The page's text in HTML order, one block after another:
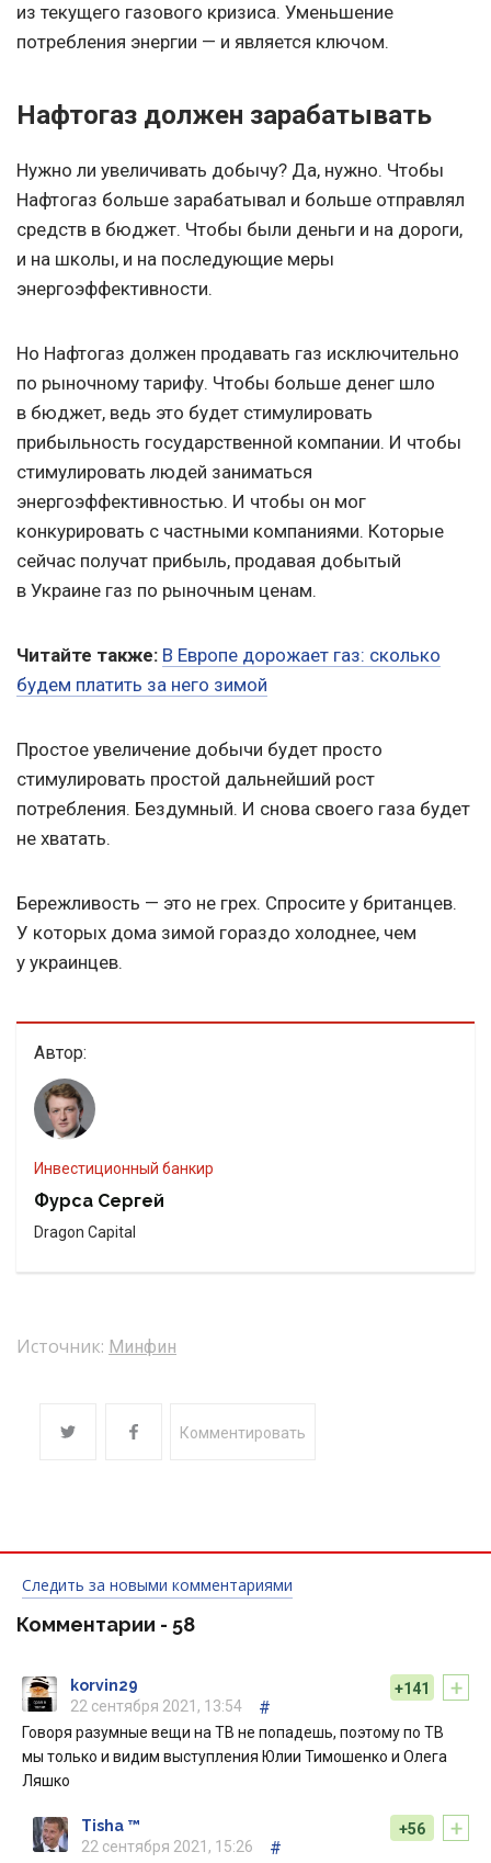
из текущего газового кризиса. Уменьшение
потребления энергии — и является ключом.
Нафтогаз должен зарабатывать
Нужно ли увеличивать добычу? Да, нужно. Чтобы
Нафтогаз больше зарабатывал и больше отправлял
средств в бюджет. Чтобы были деньги и на дороги,
и на школы, и на последующие меры
энергоэффективности.
Но Нафтогаз должен продавать газ исключительно
по рыночному тарифу. Чтобы больше денег шло
в бюджет, ведь это будет стимулировать
прибыльность государственной компании. И чтобы
стимулировать людей заниматься
энергоэффективностью. И чтобы он мог
конкурировать с частными компаниями. Которые
сейчас получат прибыль, продавая добытый
в Украине газ по рыночным ценам.
Читайте также: В Европе дорожает газ: сколько
будем платить за него зимой
Простое увеличение добычи будет просто
стимулировать простой дальнейший рост
потребления. Бездумный. И снова своего газа будет
не хватать.
Бережливость — это не грех. Спросите у британцев.
У которых дома зимой гораздо холоднее, чем
у украинцев.
Автор:
Инвестиционный банкир
Фурса Сергей
Dragon Capital
Источник: Минфин
Комментировать
Следить за новыми комментариями
Комментарии - 58
+
+141
korvin29
22 сентября 2021, 13:54
#
Говоря разумные вещи на ТВ не попадешь, поэтому по ТВ
мы только и видим выступления Юлии Тимошенко и Олега
Ляшко
+
+56
Tisha ™
22 сентября 2021, 15:26
#